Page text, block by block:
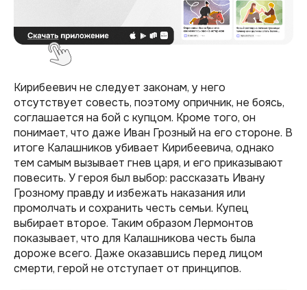
Кирибеевич не следует законам, у него
отсутствует совесть, поэтому опричник, не боясь,
соглашается на бой с купцом. Кроме того, он
понимает, что даже Иван Грозный на его стороне. В
итоге Калашников убивает Кирибеевича, однако
тем самым вызывает гнев царя, и его приказывают
повесить. У героя был выбор: рассказать Ивану
Грозному правду и избежать наказания или
промолчать и сохранить честь семьи. Купец
выбирает второе. Таким образом Лермонтов
показывает, что для Калашникова честь была
дороже всего. Даже оказавшись перед лицом
смерти, герой не отступает от принципов.